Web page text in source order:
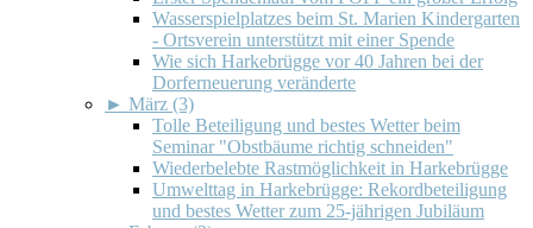
Wasserspielplatzes beim St. Marien Kindergarten
- Ortsverein unterstützt mit einer Spende
Wie sich Harkebrügge vor 40 Jahren bei der
Dorferneuerung veränderte
► März (3)
Tolle Beteiligung und bestes Wetter beim
Seminar "Obstbäume richtig schneiden"
Wiederbelebte Rastmöglichkeit in Harkebrügge
Umwelttag in Harkebrügge: Rekordbeteiligung
und bestes Wetter zum 25-jährigen Jubiläum